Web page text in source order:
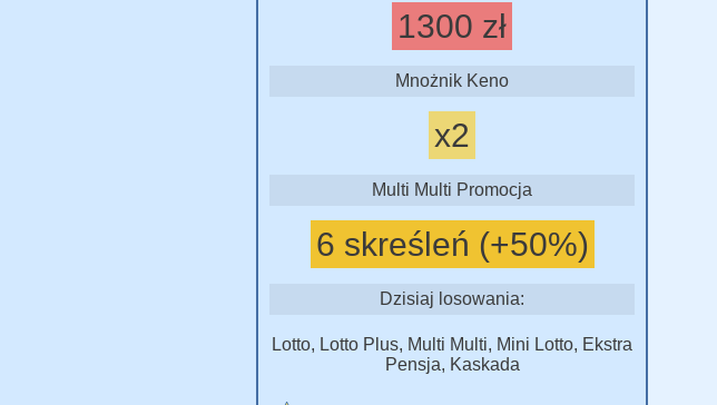
1300 zł
Mnożnik Keno
x2
Multi Multi Promocja
6 skreśleń (+50%)
Dzisiaj losowania:
Lotto, Lotto Plus, Multi Multi, Mini Lotto, Ekstra
Pensja, Kaskada